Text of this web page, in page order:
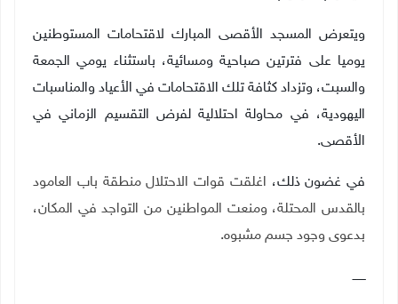
ويتعرض المسجد الأقصى المبارك لاقتحامات المستوطنين
يوميا على فترتين صباحية ومسائية، باستثناء يومي الجمعة
والسبت، وتزداد كثافة تلك الاقتحامات في الأعياد والمناسبات
اليهودية، في محاولة احتلالية لفرض التقسيم الزماني في
الأقصى.
في غضون ذلك، اغلقت قوات الاحتلال منطقة باب العامود
بالقدس المحتلة، ومنعت المواطنين من التواجد في المكان،
بدعوى وجود جسم مشبوه.
ـــــــ